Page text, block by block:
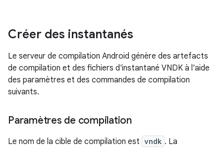
Créer des instantanés
Le serveur de compilation Android génère des artefacts
de compilation et des fichiers d'instantané VNDK à l'aide
des paramètres et des commandes de compilation
suivants.
Paramètres de compilation
Le nom de la cible de compilation est vndk . La